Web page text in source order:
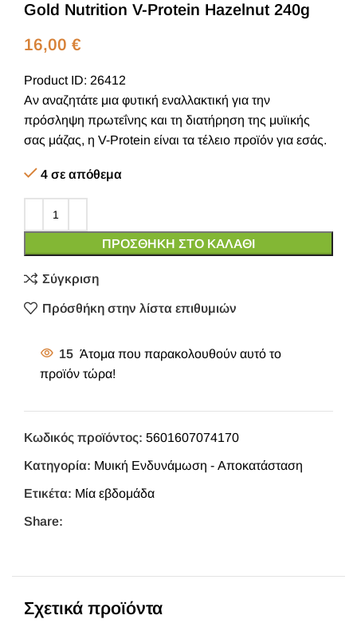
Gold Nutrition V-Protein Hazelnut 240g
16,00 €
Product ID: 26412
Αν αναζητάτε μια φυτική εναλλακτική για την
πρόσληψη πρωτεΐνης και τη διατήρηση της μυϊικής
σας μάζας, η V-Protein είναι τα τέλειο προϊόν για εσάς.
4 σε απόθεμα
ΠΡΟΣΘΉΚΗ ΣΤΟ ΚΑΛΆΘΙ
Σύγκριση
Πρόσθήκη στην λίστα επιθυμιών
15 Άτομα που παρακολουθούν αυτό το
προϊόν τώρα!
Κωδικός προϊόντος: 5601607074170
Κατηγορία: Μυική Ενδυνάμωση - Αποκατάσταση
Ετικέτα: Μία εβδομάδα
Share:
Σχετικά προϊόντα